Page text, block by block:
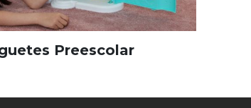
Preescolar